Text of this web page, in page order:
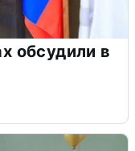
обсудили в